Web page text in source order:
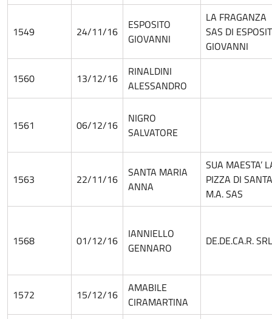
1549 24/11/16
ESPOSITO
GIOVANNI
LA FRAGANZA
SAS DI
GIOVANNI
1560 13/12/16
RINALDINI
ALESSANDRO
1561 06/12/16
NIGRO
SALVATORE
1563 22/11/16
SANTA MARIA
ANNA
SUA MAESTA’
PIZZA DI SANTA
M.A. SAS
1568 01/12/16
IANNIELLO
GENNARO
DE.DE.CA.R. SRL
1572 15/12/16
AMABILE
CIRAMARTINA